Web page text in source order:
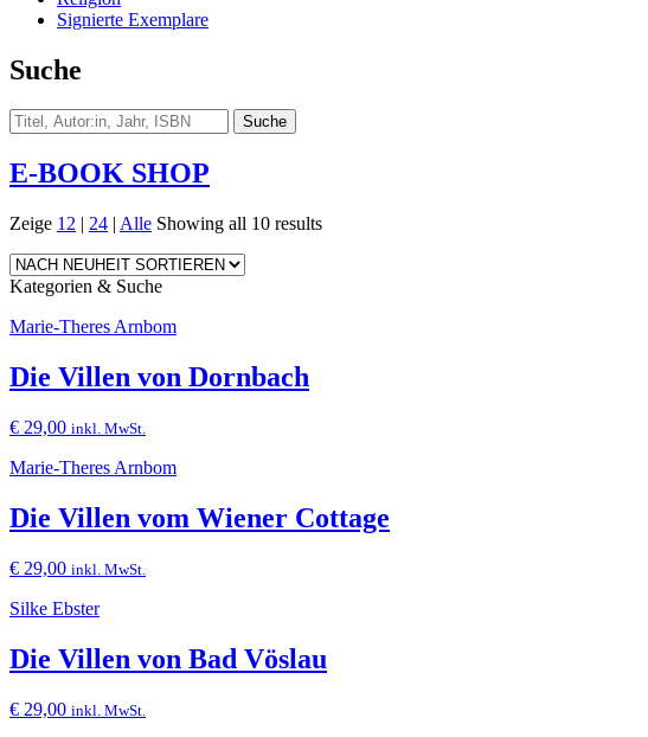
Signierte Exemplare
Suche
E-BOOK SHOP
Zeige 12 | 24 | Alle Showing all 10 results
Kategorien & Suche
Marie-Theres Arnbom
Die Villen von Dornbach
€ 29,00 inkl. MwSt.
Marie-Theres Arnbom
Die Villen vom Wiener Cottage
€ 29,00 inkl. MwSt.
Silke Ebster
Die Villen von Bad Vöslau
€ 29,00 inkl. MwSt.